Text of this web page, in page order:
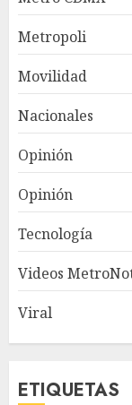
Metropoli
Movilidad
Nacionales
Opinión
Opinión
Tecnología
Videos
Viral
ETIQUETAS